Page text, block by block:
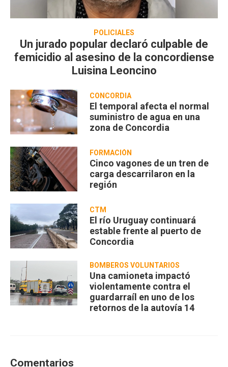
POLICIALES
Un jurado popular declaró culpable de
femicidio al asesino de la concordiense
Luisina Leoncino
CONCORDIA
El temporal afecta el normal
suministro de agua en una
zona de Concordia
FORMACIÓN
Cinco vagones de un tren de
carga descarrilaron en la
región
CTM
El río Uruguay continuará
estable frente al puerto de
Concordia
BOMBEROS VOLUNTARIOS
Una camioneta impactó
violentamente contra el
guardarraíl en uno de los
retornos de la autovía 14
Comentarios